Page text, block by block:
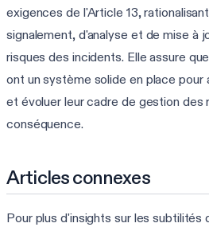
exigences de l'Article 13,
signalement, d'analyse et de mise à
risques des incidents. Elle assure
ont un système solide en place pour
et évoluer leur cadre de gestion des
conséquence.
Articles connexes
Pour plus d'insights sur les subtilités